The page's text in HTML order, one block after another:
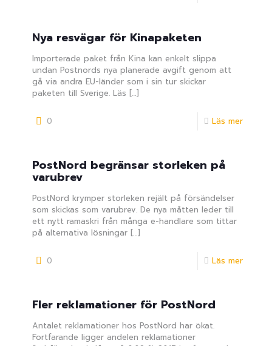
Νya resvägar för Kinapaketen
Importerade paket från Kina kan enkelt slippa
undan Postnords nya planerade avgift genom att
gå via andra EU-länder som i sin tur skickar
paketen till Sverige. Läs […]
0 Läs mer
PostNord begränsar storleken på
varubrev
PostNord krymper storleken rejält på försändelser
som skickas som varubrev. De nya måtten leder till
ett nytt ramaskri från många e-handlare som tittar
på alternativa lösningar […]
0 Läs mer
Fler reklamationer för PostNord
Antalet reklamationer hos PostNord har ökat.
Fortfarande ligger andelen reklamationer